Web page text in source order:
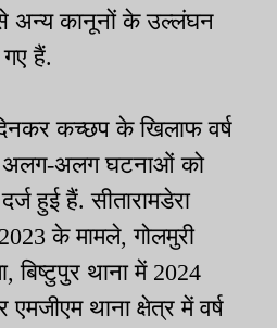
अन्य कानूनों के उल्लंघन
हैं.
कच्छप के खिलाफ वर्ष
अलग-अलग घटनाओं को
हुई हैं. सीतारामडेरा
के मामले, गोलमुरी
बिष्टुपुर थाना में 2024
थाना क्षेत्र में वर्ष